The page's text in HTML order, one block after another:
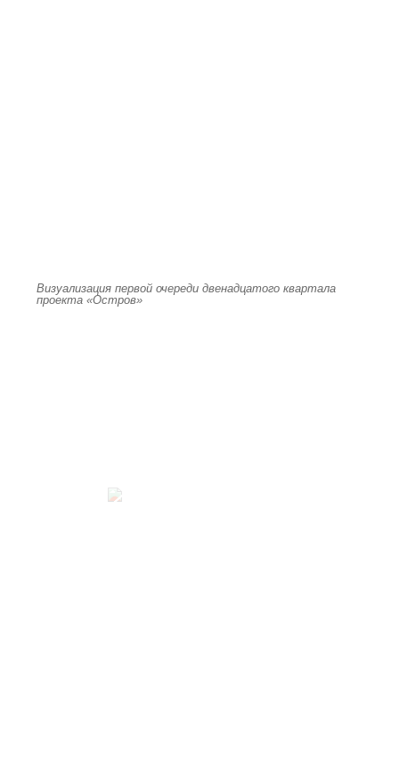
Визуализация первой очереди двенадцатого квартала
проекта «Остров»